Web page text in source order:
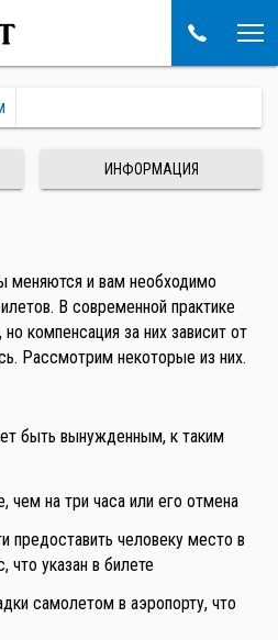
ИНФОРМАЦИЯ
меняются и вам необходимо
В современной практике
компенсация за них зависит от
Рассмотрим некоторые из них.
быть вынужденным, к таким
чем на три часа или его отмена
предоставить человеку место в
что указан в билете
самолетом в аэропорту, что